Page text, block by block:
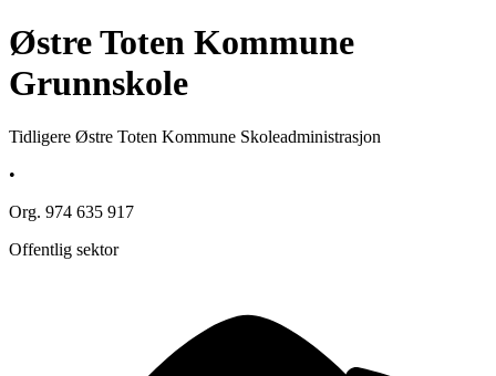
Østre Toten Kommune
Grunnskole
Tidligere Østre Toten Kommune Skoleadministrasjon
•
Org. 974 635 917
Offentlig sektor